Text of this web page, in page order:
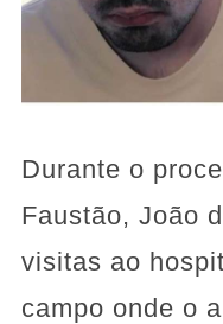
Durante o
Faustão, João
visitas ao
campo onde o